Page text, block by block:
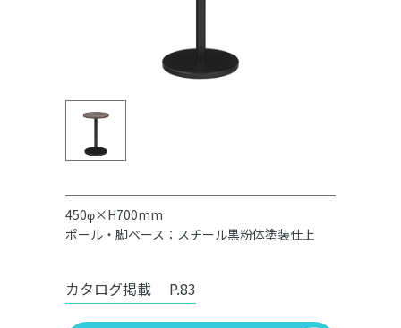
450φ×H700mm
ポール・脚ベース：スチール黒粉体塗装仕上
カタログ掲載 P.83